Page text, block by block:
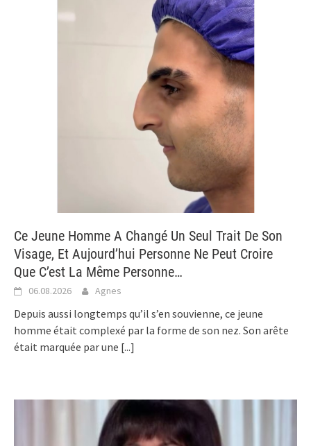
Ce Jeune Homme A Changé Un Seul Trait De Son
Visage, Et Aujourd’hui Personne Ne Peut Croire
Que C’est La Même Personne…
06.08.2026 Agnes
Depuis aussi longtemps qu’il s’en souvienne, ce jeune
homme était complexé par la forme de son nez. Son arête
était marquée par une [...]